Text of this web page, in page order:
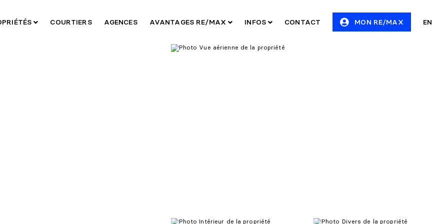
COURTIERS AGENCES AVANTAGES RE/MAX INFOS CONTACT MON RE/MAX EN